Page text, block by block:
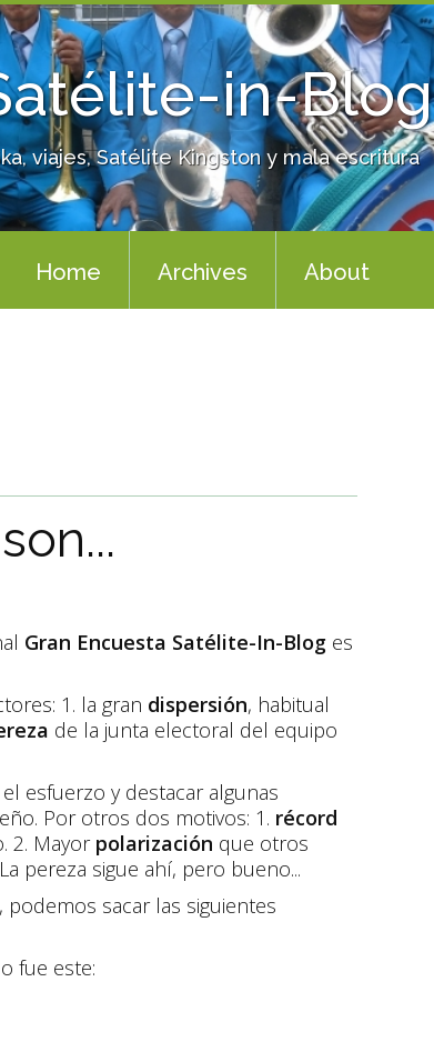
in-Blog
viajes, Satélite Kingston y mala escritura
Home Archives About
Gran Encuesta Satélite-In-Blog es
1. la gran dispersión, habitual
de la junta electoral del equipo
esfuerzo y destacar algunas
Por otros dos motivos: 1. récord
2. Mayor polarización que otros
pereza sigue ahí, pero bueno...
sacar las siguientes
fue este: